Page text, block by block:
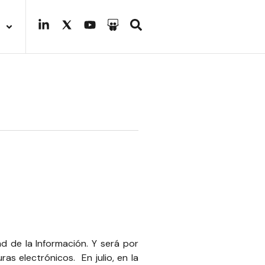
de la Información. Y será por
electrónicos. En julio, en la